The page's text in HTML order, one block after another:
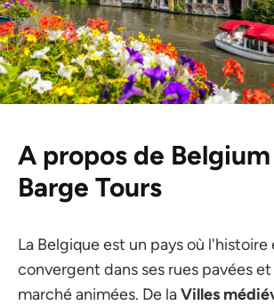
A propos de
Barge Tours
La Belgique est un pays où
convergent dans ses rues pavées
marché animées. De laVilles